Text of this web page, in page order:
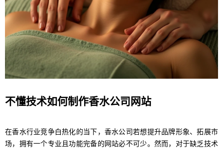
不懂技术如何制作香水公司网站
在香水行业竞争白热化的当下，香水公司若想提升品牌形象、拓展市
场，拥有一个专业且功能完备的网站必不可少。然而，对于缺乏技术